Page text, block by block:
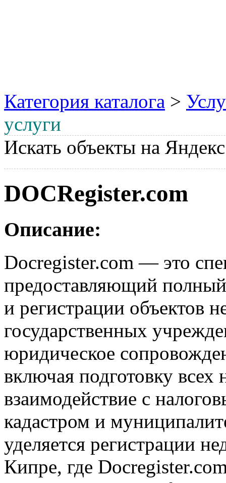
Категория каталога >
услуги
Искать объекты на
DOCRegister.com
Описание:
Docregister.com — это
предоставляющий
и регистрации объектов
государственных
юридическое
включая подготовку
взаимодействие с
кадастром и
уделяется регистрации
Кипре, где